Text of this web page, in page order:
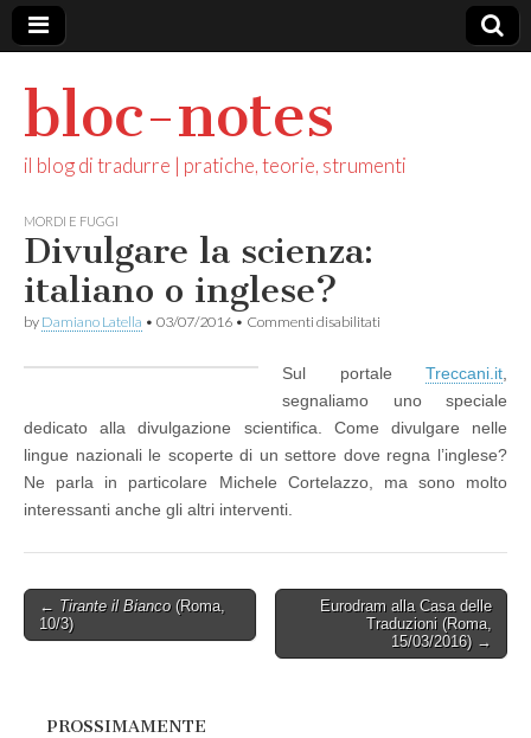
bloc-notes
il blog di tradurre | pratiche, teorie, strumenti
MORDI E FUGGI
Divulgare la scienza:
italiano o inglese?
by Damiano Latella • 03/07/2016 • Commenti disabilitati
scienza:
italiano
inglese?
Sul portale Treccani.it
segnaliamo uno speciale
dedicato alla divulgazione scientifica. Come divulgare nelle
lingue nazionali le scoperte di un settore dove regna l’inglese?
Ne parla in particolare Michele Cortelazzo, ma sono molto
interessanti anche gli altri interventi.
Post
navigation
← Tirante il Bianco(Roma,
10/3)
Eurodram alla Casa delle
Traduzioni (Roma,
15/03/2016) →
PROSSIMAMENTE